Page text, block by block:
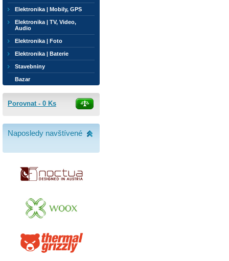
Elektronika | Mobily, GPS
Elektronika | TV, Video,
Audio
Elektronika | Foto
Elektronika | Baterie
Stavebniny
Bazar
Porovnat - 0 Ks
Naposledy navštívené